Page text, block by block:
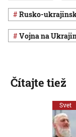
rusko-
vojna na
Čítajte tiež
Svet